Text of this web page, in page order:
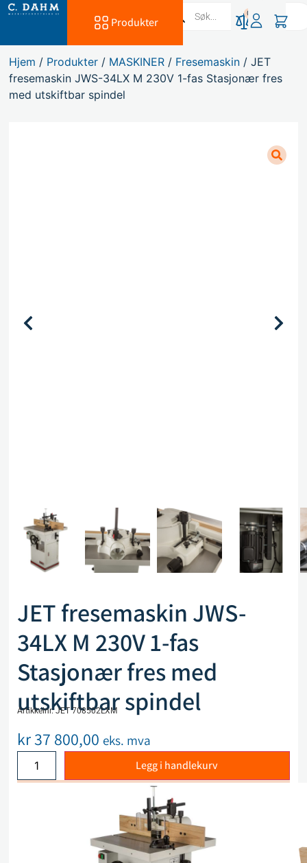
Produkter
0
Hjem / Produkter / MASKINER / Fresemaskin / JET
fresemaskin JWS-34LX M 230V 1-fas Stasjonær fres
med utskiftbar spindel
JET fresemaskin JWS-
34LX M 230V 1-fas
Stasjonær fres med
utskiftbar spindel
Artikkelnr. JET 708502LXM
kr37 800,00 eks. mva
Legg i handlekurv
Sammenlign
Legg i ønskeliste
Beskrivelse